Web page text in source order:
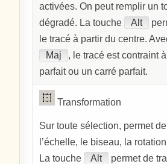
activées. On peut remplir un
dégradé. La touche
Alt
le tracé à partir du centre.
Maj
, le tracé est contraint
parfait ou un carré parfait.
Transformation
Sur toute sélection, permet
l’échelle, le biseau, la
La touche
Alt
permet de